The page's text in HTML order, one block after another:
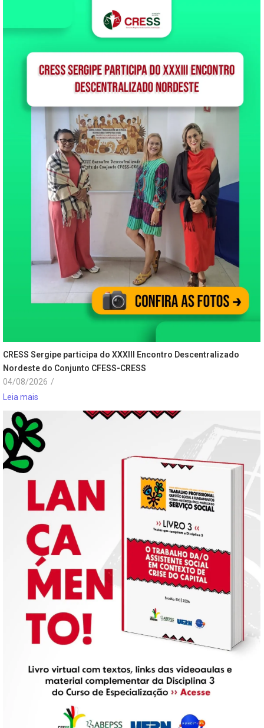
CRESS Sergipe participa do XXXIII Encontro Descentralizado
Nordeste do Conjunto CFESS-CRESS
04/08/2026 /
Leia mais